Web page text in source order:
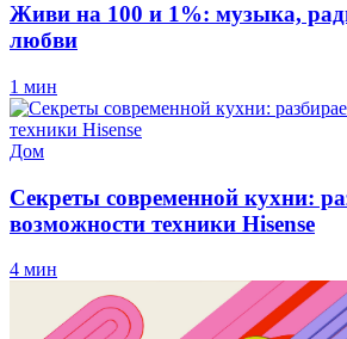
Живи на 100 и 1%: музыка,
любви
1 мин
Дом
Секреты современной кухни:
возможности техники Hisense
4 мин